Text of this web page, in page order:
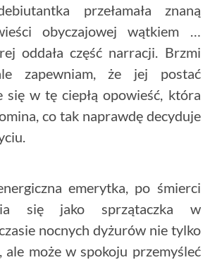
przełamała znaną
obyczajowej wątkiem …
oddała część narracji. Brzmi
zapewniam, że jej postać
się w tę ciepłą opowieść, która
co tak naprawdę decyduje
emerytka, po śmierci
się jako sprzątaczka w
nocnych dyżurów nie tylko
ale może w spokoju przemyśleć